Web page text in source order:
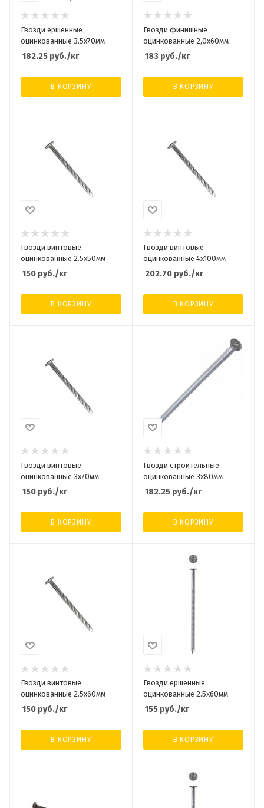
Гвозди ершенные
оцинкованные 3.5х70мм
182.25 руб./кг
В КОРЗИНУ
Гвозди финишные
оцинкованные 2,0х60мм
183руб./кг
В КОРЗИНУ
Гвозди винтовые
оцинкованные 2.5х50мм
150 руб./кг
В КОРЗИНУ
Гвозди винтовые
оцинкованные 4х100мм
202.70руб./кг
В КОРЗИНУ
Гвозди винтовые
оцинкованные 3х70мм
150 руб./кг
В КОРЗИНУ
Гвозди строительные
оцинкованные 3х80мм
182.25руб./кг
В КОРЗИНУ
Гвозди винтовые
оцинкованные 2.5х60мм
150 руб./кг
В КОРЗИНУ
Гвозди ершенные
оцинкованные 2.5х60мм
155руб./кг
В КОРЗИНУ